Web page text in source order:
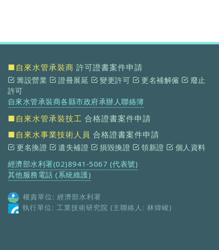
■自來水管承裝商 許可證書案件申請
籌設營業 證冊展延 變更許可 更名補解僱
廢止
許可
自來水管承裝商各縣市政府承辦人聯絡簿
■自來水管承裝技工 合格證書案件申請
■自來水事業技術人員 合格證書案件申請
更名換證 遺失補證 損毀換證 領新證
個人資料
經濟部水利署(02)8941-5067 (代表號)
其他服務電話 (系統維護)
權責單位: 經濟部水利署
執行單位: 工業技術研究院 (主聯絡人: 林煒峻)